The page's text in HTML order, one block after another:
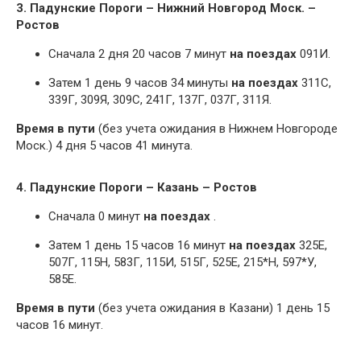
3. Падунские Пороги – Нижний Новгород Моск. –
Ростов
Сначала 2 дня 20 часов 7 минут на поездах 091И.
Затем 1 день 9 часов 34 минуты на поездах 311С,
339Г, 309Я, 309С, 241Г, 137Г, 037Г, 311Я.
Время в пути (без учета ожидания в Нижнем Новгороде
Моск.) 4 дня 5 часов 41 минута.
4. Падунские Пороги – Казань – Ростов
Сначала 0 минут на поездах .
Затем 1 день 15 часов 16 минут на поездах 325Е,
507Г, 115Н, 583Г, 115И, 515Г, 525Е, 215*Н, 597*У,
585Е.
Время в пути (без учета ожидания в Казани) 1 день 15
часов 16 минут.